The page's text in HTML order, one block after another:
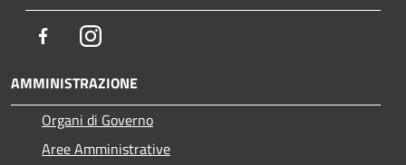
FacebookInstagram
AMMINISTRAZIONE
Organi di Governo
Aree Amministrative